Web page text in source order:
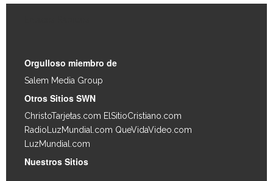
Orgulloso miembro de
Salem Media Group
Otros Sitios SWN
ChristoTarjetas.com ElSitioCristiano.com
RadioLuzMundial.com QueVidaVideo.com
LuzMundial.com
Nuestros Sitios